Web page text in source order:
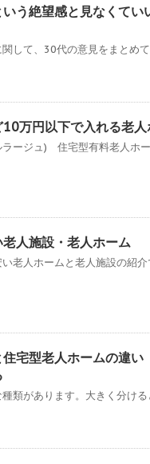
う絶望感と見なくてい
して、30代の意見をまとめ
10万円以下で入れる老
ジュ) 住宅型有料老人ホー
人施設・老人ホーム
老人ホームと老人施設の紹
住宅型老人ホームの違
類があります。大きく分け